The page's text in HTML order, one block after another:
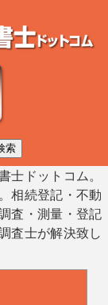
ドットコム。
相続登記・不動
査・測量・登記
査士が解決致し